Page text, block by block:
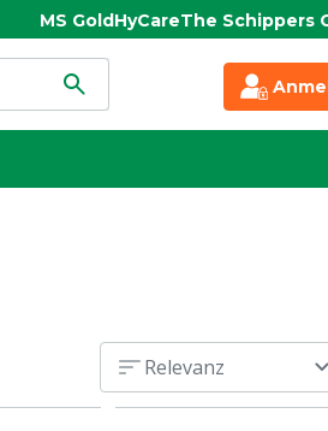
MS GoldHyCareThe Schippers
Relevanz